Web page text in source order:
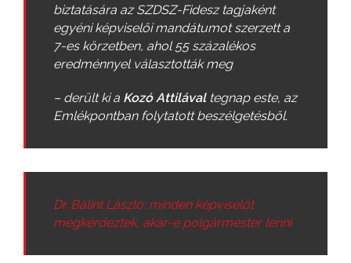
biztatására az SZDSZ-Fidesz tagjaként
egyéni képviselői mandátumot szerzett a
7-es körzetben, ahol 55 százalékos
eredménnyel választották meg
– derült ki a Kozó Attilávaltegnap este, az
Emlékpontban folytatott beszélgetésből.
Dr. Bálint László: minden képviselőt
megkérdeztek, akar-e polgármester lenni